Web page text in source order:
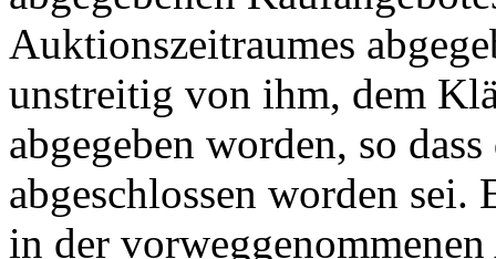
Auktionszeitraumes
unstreitig von ihm, dem
abgegeben worden, so
abgeschlossen worden sei.
in der